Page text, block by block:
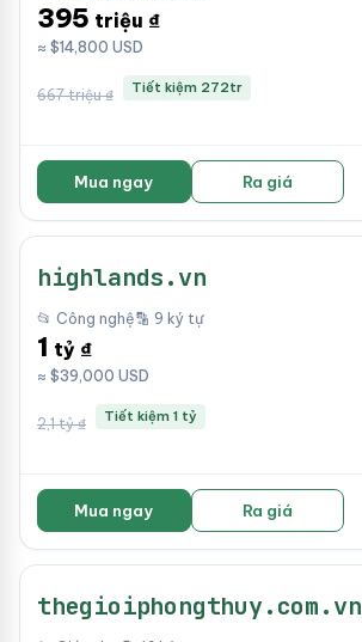
395 triệu ₫
≈ $14,800 USD
667 triệu ₫ Tiết kiệm 272tr
Mua ngay Ra giá
highlands.vn
📂 Công nghệ🔡 9 ký tự
1 tỷ ₫
≈ $39,000 USD
2,1 tỷ ₫ Tiết kiệm 1 tỷ
Mua ngay Ra giá
thegioiphongthuy.com.vn